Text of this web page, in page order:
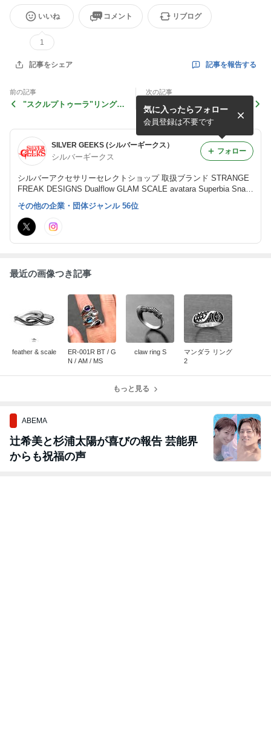
いいね
1
コメント リブログ
記事をシェア 記事を報告する
前の記事
"スクルプトゥーラ"リング8
次の記事
tribal scale ring L
SILVER GEEKS (シルバーギークス）
シルバーギークス
シルバーアクセサリーセレクトショップ 取扱ブランド STRANGE
FREAK DESIGNS Dualflow GLAM SCALE avatara Superbia Snak
e Pit Leather Works
気に入ったらフォロー
会員登録は不要です
フォロー
その他の企業・団体ジャンル 56位
最近の画像つき記事
feather & scale
ER-001R BT / G
N / AM / MS
claw ring S
マンダラ リング
2
もっと見る
ABEMA
辻希美と杉浦太陽が喜びの報告 芸能界
からも祝福の声